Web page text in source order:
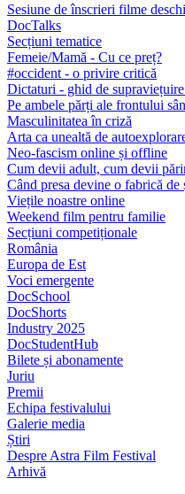
Sesiune de înscrieri filme
DocTalks
Secțiuni tematice
Femeie/Mamă - Cu ce preț?
#occident - o privire critică
Dictaturi - ghid de
Pe ambele părți ale frontului
Masculinitatea în criză
Arta ca unealtă de
Neo-fascism online și offline
Cum devii adult, cum devii
Când presa devine o fabrică de
Viețile noastre online
Weekend film pentru familie
Secțiuni competiționale
România
Europa de Est
Voci emergente
DocSchool
DocShorts
Industry 2025
DocStudentHub
Bilete și abonamente
Juriu
Premii
Echipa festivalului
Galerie media
Știri
Despre Astra Film Festival
Arhivă